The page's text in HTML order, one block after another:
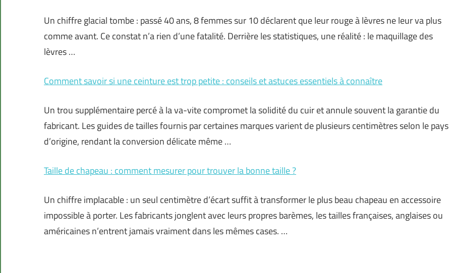
Un chiffre glacial tombe : passé 40 ans, 8 femmes sur 10 déclarent que leur rouge à lèvres ne leur va plus
comme avant. Ce constat n’a rien d’une fatalité. Derrière les statistiques, une réalité : le maquillage des
lèvres …
Comment savoir si une ceinture est trop petite : conseils et astuces essentiels à connaître
Un trou supplémentaire percé à la va-vite compromet la solidité du cuir et annule souvent la garantie du
fabricant. Les guides de tailles fournis par certaines marques varient de plusieurs centimètres selon le pays
d’origine, rendant la conversion délicate même …
Taille de chapeau : comment mesurer pour trouver la bonne taille ?
Un chiffre implacable : un seul centimètre d’écart suffit à transformer le plus beau chapeau en accessoire
impossible à porter. Les fabricants jonglent avec leurs propres barèmes, les tailles françaises, anglaises ou
américaines n’entrent jamais vraiment dans les mêmes cases. …